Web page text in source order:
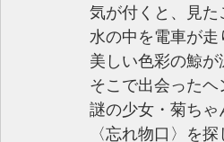
気が付くと、見た
水の中を電車が
美しい色彩の鯨が
そこで出会った
謎の少女・菊ち
〈忘れ物口〉を